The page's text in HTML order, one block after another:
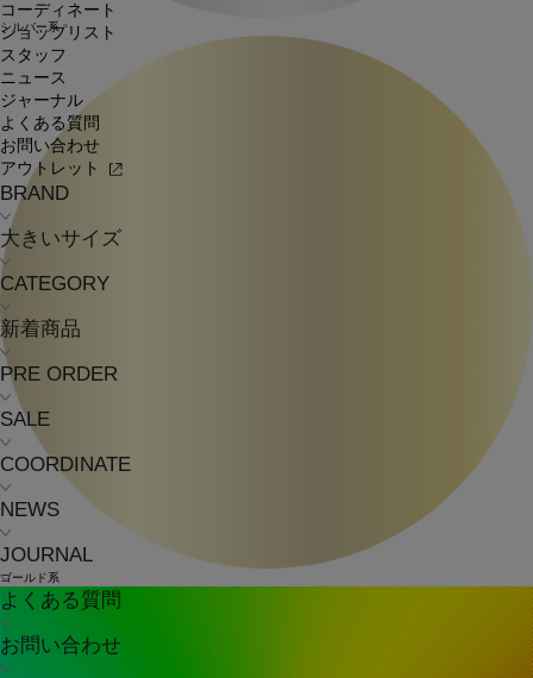
コーディネート
ショップリスト
スタッフ
ニュース
ジャーナル
よくある質問
お問い合わせ
アウトレット
BRAND
大きいサイズ
CATEGORY
新着商品
PRE ORDER
SALE
COORDINATE
NEWS
JOURNAL
よくある質問
お問い合わせ
シルバー系
ゴールド系